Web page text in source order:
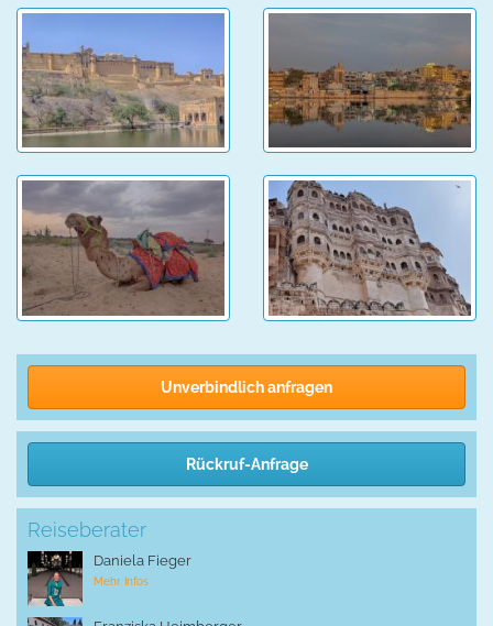
Unverbindlich anfragen
Rückruf-Anfrage
Reiseberater
Daniela Fieger
Mehr Infos